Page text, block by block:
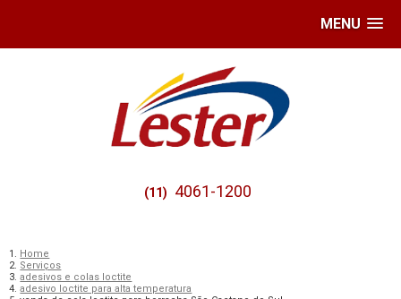
MENU
(11) 4061-1200
Home
Serviços
adesivos e colas loctite
adesivo loctite para alta temperatura